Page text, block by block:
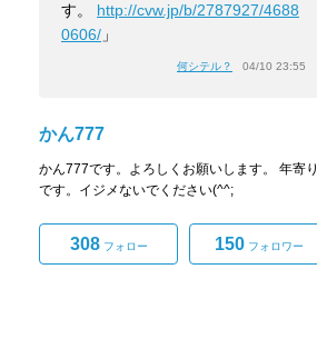
す。 http://cvw.jp/b/2787927/4688
0606/ 」
何シテル？ 04/10 23:55
かん777
かん777です。よろしくお願いします。 年寄り
です。イジメないでください(^^;
308フォロー 150フォロワー